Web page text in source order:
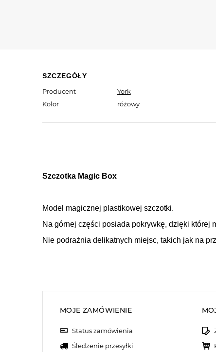
SZCZEGÓŁY
Producent
York
Kolor
różowy
Szczotka Magic Box
Model magicznej plastikowej szczotki.
Na górnej części posiada pokrywkę, dzięki której
Nie podrażnia delikatnych miejsc, takich jak na
MOJE ZAMÓWIENIE
Status zamówienia
Śledzenie przesyłki